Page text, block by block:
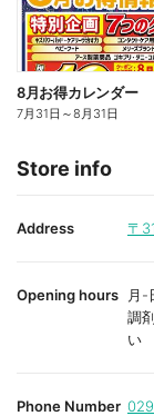
8月お得カレンダー
7月31日 ～8月31日
Store info
Address 〒
Opening hours
月-
調
い
Phone Number